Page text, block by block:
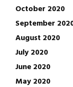
October 2020
September
August 2020
July 2020
June 2020
May 2020